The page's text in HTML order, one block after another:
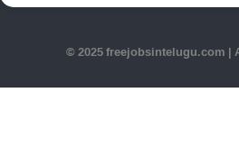
© 2025 freejobsintelugu.com |